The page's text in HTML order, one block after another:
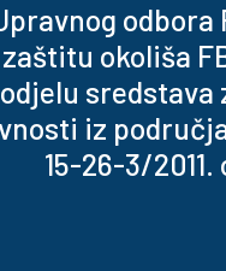
zaštitu okoliša
iz područja
15-26-3/2011.